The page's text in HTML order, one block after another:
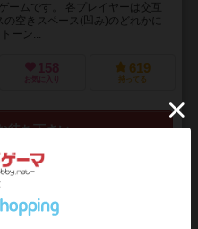
ームです。 各プレイヤーは交互
空きスペース(凹み)のどれかに
ーン...
158
お気に入り
619
持ってる
待ち下さい